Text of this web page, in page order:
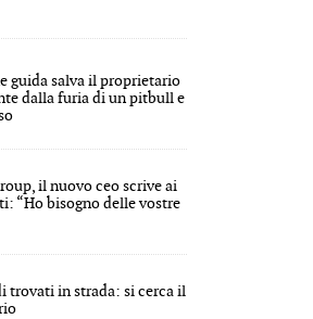
guida salva il proprietario
dalla furia di un pitbull e
il nuovo ceo scrive ai
“Ho bisogno delle vostre
trovati in strada: si cerca il